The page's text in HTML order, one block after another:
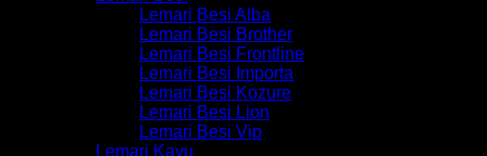
Lemari Besi Alba
Lemari Besi Brother
Lemari Besi Frontline
Lemari Besi Importa
Lemari Besi Kozure
Lemari Besi Lion
Lemari Besi Vip
Lemari Kayu